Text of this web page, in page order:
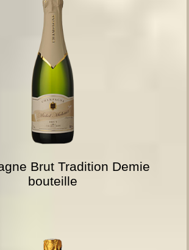
Brut Tradition Demie
bouteille